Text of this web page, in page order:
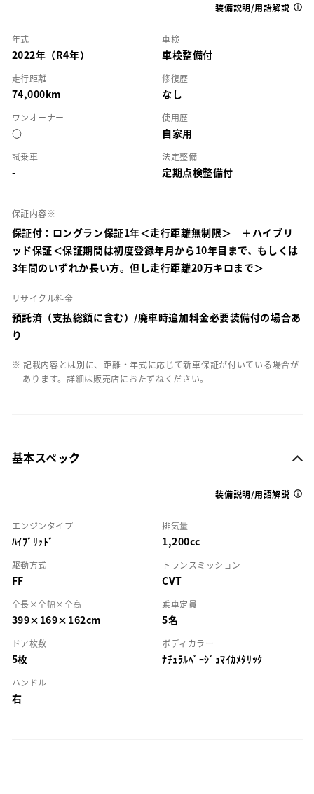
装備説明/用語解説
年式
2022年（R4年）
車検
車検整備付
走行距離
74,000km
修復歴
なし
ワンオーナー
○
使用歴
自家用
試乗車
-
法定整備
定期点検整備付
保証内容※
保証付：ロングラン保証1年＜走行距離無制限＞ ＋ハイブリ
ッド保証＜保証期間は初度登録年月から10年目まで、もしくは
3年間のいずれか長い方。但し走行距離20万キロまで＞
リサイクル料金
預託済（支払総額に含む）/廃車時追加料金必要装備付の場合あ
り
※ 記載内容とは別に、距離・年式に応じて新車保証が付いている場合が
あります。詳細は販売店におたずねください。
基本スペック
装備説明/用語解説
エンジンタイプ
ﾊｲﾌﾞﾘｯﾄﾞ
排気量
1,200cc
駆動方式
FF
トランスミッション
CVT
全長×全幅×全高
399×169×162cm
乗車定員
5名
ドア枚数
5枚
ボディカラー
ﾅﾁｭﾗﾙﾍﾞｰｼﾞｭﾏｲｶﾒﾀﾘｯｸ
ハンドル
右